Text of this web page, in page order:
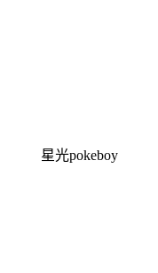
星光pokeboy